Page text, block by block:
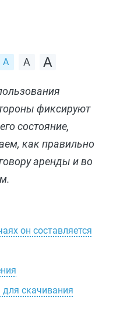
фиксируют
состояние,
как правильно
аренды и во
он составляется
скачивания